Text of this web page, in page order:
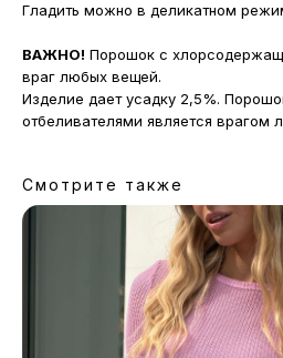
Гладить можно в деликатном
ВАЖНО! Порошок с
враг любых вещей.
Изделие дает усадку 2,5%.
отбеливателями является врагом
Смотрите также
МАГАЗИНЫ
Потрогать, примерить,